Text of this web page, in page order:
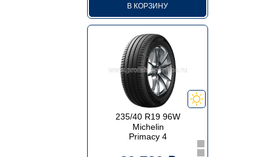
В КОРЗИНУ
235/40 R19 96W
Michelin
Primacy 4